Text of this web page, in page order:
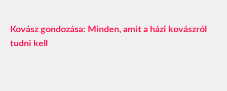
Kovász gondozása: Minden, amit a házi kovászról
tudni kell